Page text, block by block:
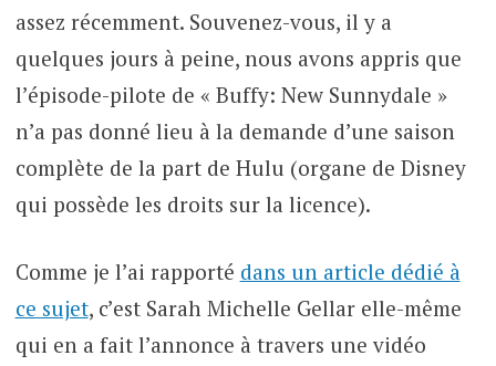
assez récemment. Souvenez-vous, il y a
quelques jours à peine, nous avons appris que
l’épisode-pilote de « Buffy: New Sunnydale »
n’a pas donné lieu à la demande d’une saison
complète de la part de Hulu (organe de Disney
qui possède les droits sur la licence).
Comme je l’ai rapporté dans un article dédié à
ce sujet, c’est Sarah Michelle Gellar elle-même
qui en a fait l’annonce à travers une vidéo